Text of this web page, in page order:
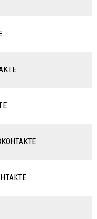
ВКОНТАКТЕ